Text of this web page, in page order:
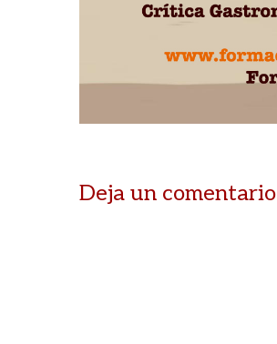
Deja un comentario